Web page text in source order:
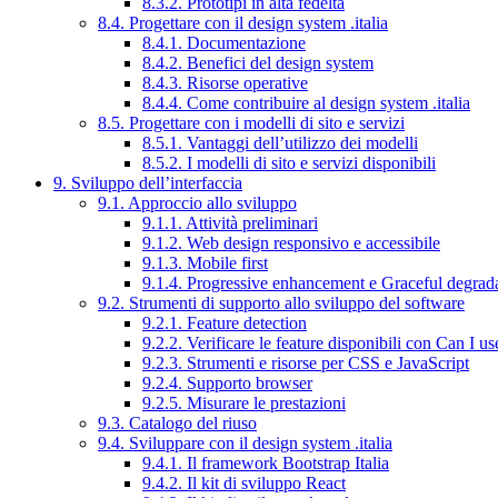
8.4. Progettare con il design system .italia
8.4.1. Documentazione
8.4.2. Benefici del design system
8.4.3. Risorse operative
8.4.4. Come contribuire al design system .italia
8.5. Progettare con i modelli di sito e servizi
8.5.1. Vantaggi dell’utilizzo dei modelli
8.5.2. I modelli di sito e servizi disponibili
9. Sviluppo dell’interfaccia
9.1. Approccio allo sviluppo
9.1.1. Attività preliminari
9.1.2. Web design responsivo e accessibile
9.1.3. Mobile first
9.1.4. Progressive enhancement e Graceful
9.2. Strumenti di supporto allo sviluppo del software
9.2.1. Feature detection
9.2.2. Verificare le feature disponibili con Can I
9.2.3. Strumenti e risorse per CSS e JavaScript
9.2.4. Supporto browser
9.2.5. Misurare le prestazioni
9.3. Catalogo del riuso
9.4. Sviluppare con il design system .italia
9.4.1. Il framework Bootstrap Italia
9.4.2. Il kit di sviluppo React